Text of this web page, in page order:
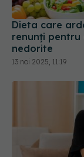
13 noi 2025, 11:19